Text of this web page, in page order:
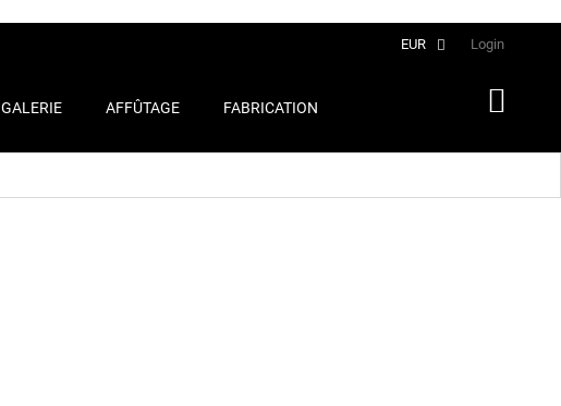
EUR Login
GALERIE AFFÛTAGE
FABRICATION